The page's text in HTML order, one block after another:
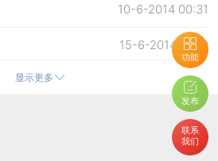
功能
发布
联系
我们
10-6-2014 00:31
15-6-2014 17:59
15-6-2014 12:22
15-6-2014 18:04
使用系统默认
显示更多